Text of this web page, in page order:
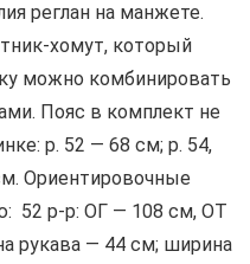
реглан на манжете.
хомут, который
можно комбинировать
Пояс в комплект не
р. 52 — 68 см; р. 54,
Ориентировочные
52 р-р: ОГ — 108 см, ОТ
рукава — 44 см; ширина